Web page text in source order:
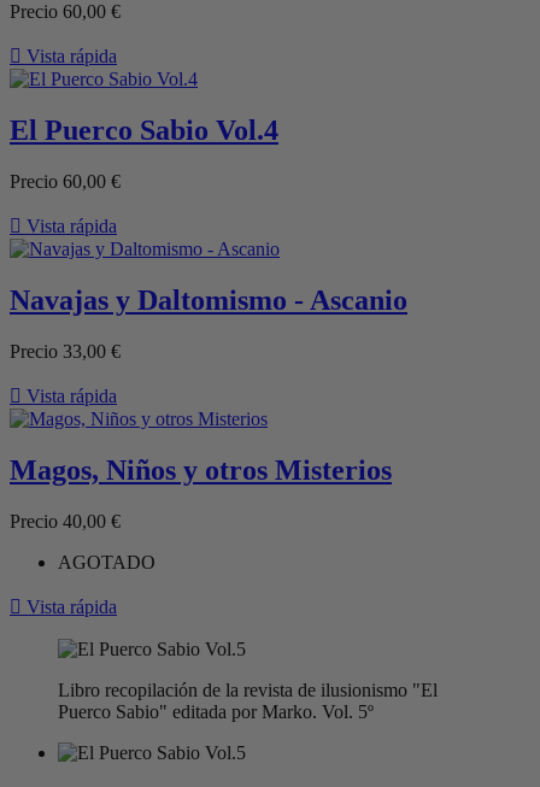
Precio 60,00 €
 Vista rápida
El Puerco Sabio Vol.4
Precio 60,00 €
 Vista rápida
Navajas y Daltomismo - Ascanio
Precio 33,00 €
 Vista rápida
Magos, Niños y otros Misterios
Precio 40,00 €
AGOTADO
 Vista rápida
Libro recopilación de la revista de ilusionismo "El
Puerco Sabio" editada por Marko. Vol. 5º